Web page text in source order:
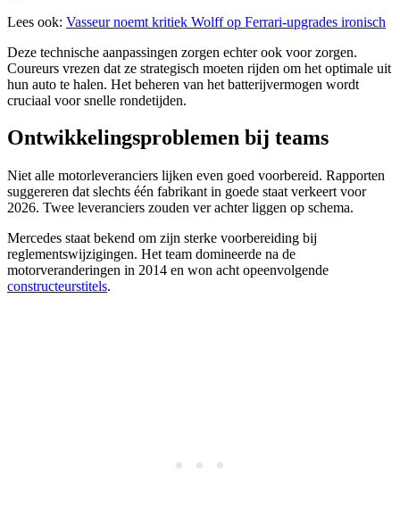
Lees ook: Vasseur noemt kritiek Wolff op Ferrari-upgrades ironisch
Deze technische aanpassingen zorgen echter ook voor zorgen.
Coureurs vrezen dat ze strategisch moeten rijden om het optimale uit
hun auto te halen. Het beheren van het batterijvermogen wordt
cruciaal voor snelle rondetijden.
Ontwikkelingsproblemen bij teams
Niet alle motorleveranciers lijken even goed voorbereid. Rapporten
suggereren dat slechts één fabrikant in goede staat verkeert voor
2026. Twee leveranciers zouden ver achter liggen op schema.
Mercedes staat bekend om zijn sterke voorbereiding bij
reglementswijzigingen. Het team domineerde na de
motorveranderingen in 2014 en won acht opeenvolgende
constructeurstitels.